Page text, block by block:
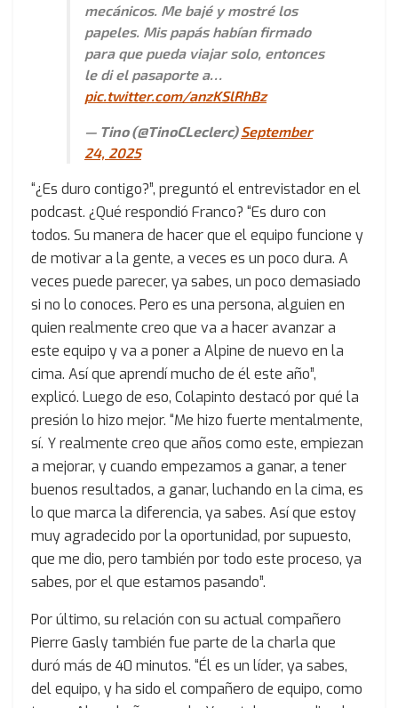
mecánicos. Me bajé y mostré los
papeles. Mis papás habían firmado
para que pueda viajar solo, entonces
le di el pasaporte a…
pic.twitter.com/anzKSlRhBz
— Tino (@TinoCLeclerc)September
24, 2025
“¿Es duro contigo?”, preguntó el entrevistador en el
podcast. ¿Qué respondió Franco? “Es duro con
todos. Su manera de hacer que el equipo funcione y
de motivar a la gente, a veces es un poco dura. A
veces puede parecer, ya sabes, un poco demasiado
si no lo conoces. Pero es una persona, alguien en
quien realmente creo que va a hacer avanzar a
este equipo y va a poner a Alpine de nuevo en la
cima. Así que aprendí mucho de él este año”,
explicó. Luego de eso, Colapinto destacó por qué la
presión lo hizo mejor. “Me hizo fuerte mentalmente,
sí. Y realmente creo que años como este, empiezan
a mejorar, y cuando empezamos a ganar, a tener
buenos resultados, a ganar, luchando en la cima, es
lo que marca la diferencia, ya sabes. Así que estoy
muy agradecido por la oportunidad, por supuesto,
que me dio, pero también por todo este proceso, ya
sabes, por el que estamos pasando”.
Por último, su relación con su actual compañero
Pierre Gasly también fue parte de la charla que
duró más de 40 minutos. “Él es un líder, ya sabes,
del equipo, y ha sido el compañero de equipo, como